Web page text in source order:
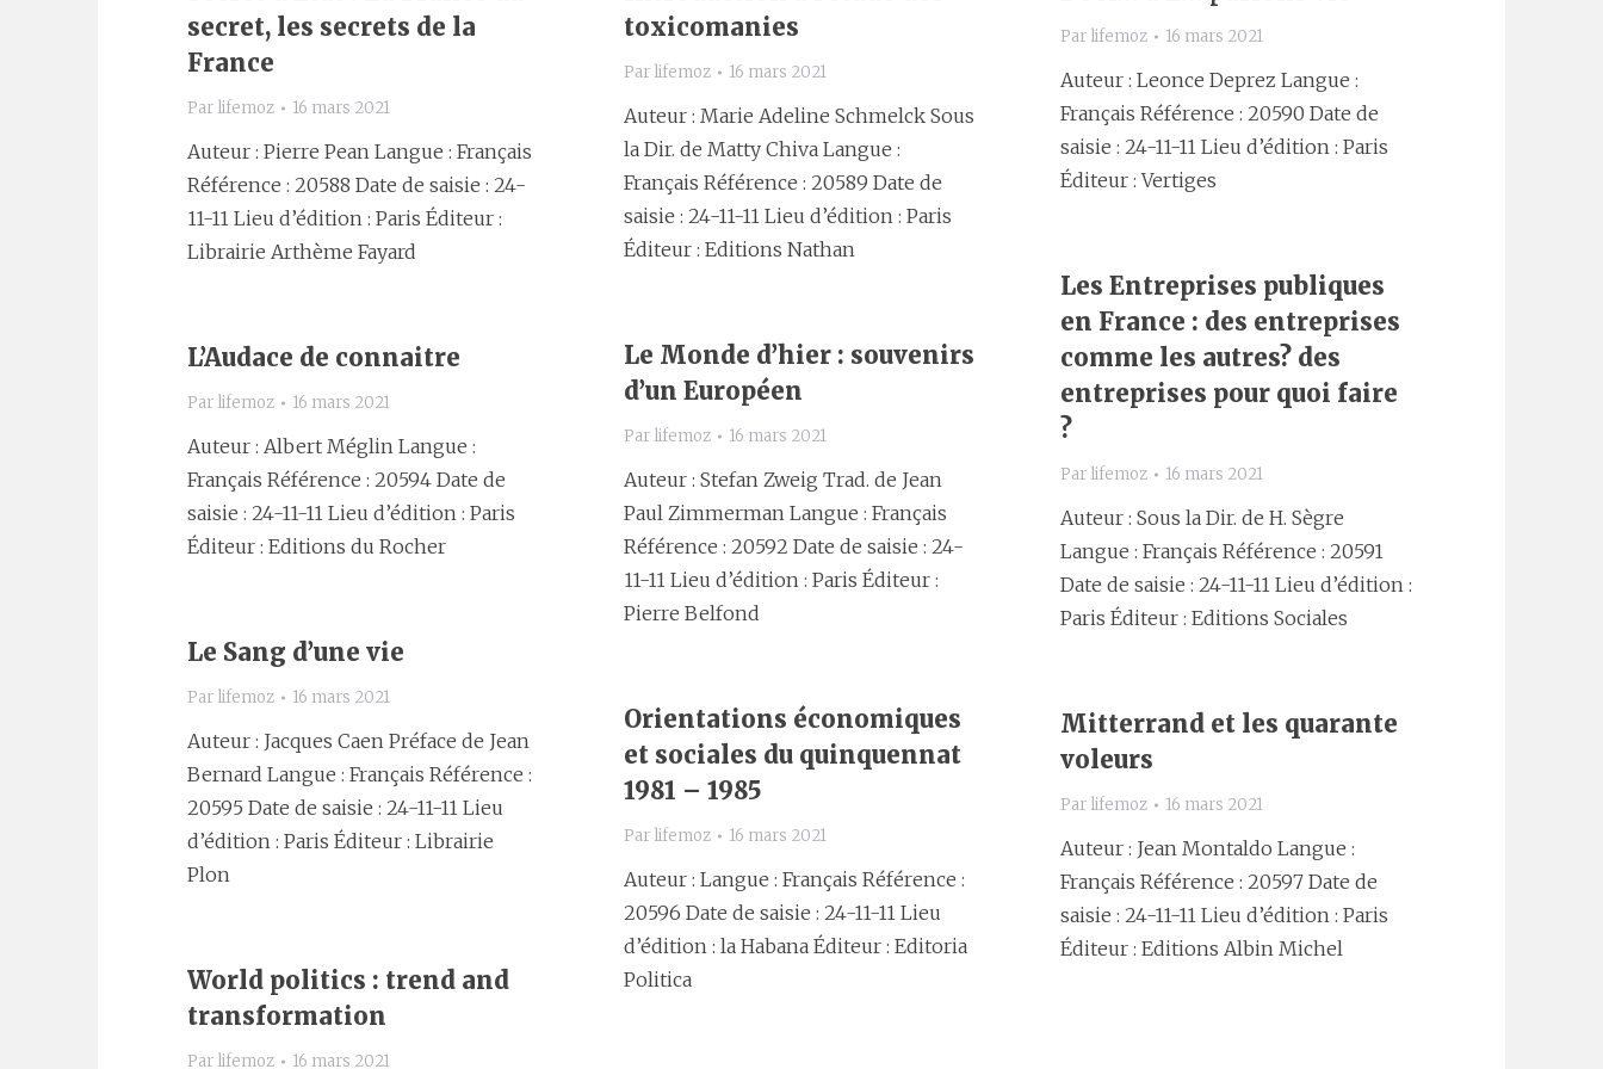
secret, les secrets de la
France
Par lifemoz 16 mars 2021
Auteur : Pierre Pean Langue : Français
Référence : 20588 Date de saisie : 24-
11-11 Lieu d’édition : Paris Éditeur :
Librairie Arthème Fayard
toxicomanies
Par lifemoz 16 mars 2021
Auteur : Marie Adeline Schmelck Sous
la Dir. de Matty Chiva Langue :
Français Référence : 20589 Date de
saisie : 24-11-11 Lieu d’édition : Paris
Éditeur : Editions Nathan
Par lifemoz 16 mars 2021
Auteur : Leonce Deprez Langue :
Français Référence : 20590 Date de
saisie : 24-11-11 Lieu d’édition : Paris
Éditeur : Vertiges
Les Entreprises publiques
en France : des entreprises
comme les autres? des
entreprises pour quoi faire
?
Par lifemoz 16 mars 2021
Auteur : Sous la Dir. de H. Sègre
Langue : Français Référence : 20591
Date de saisie : 24-11-11 Lieu d’édition :
Paris Éditeur : Editions Sociales
Le Monde d’hier : souvenirs
d’un Européen
Par lifemoz 16 mars 2021
Auteur : Stefan Zweig Trad. de Jean
Paul Zimmerman Langue : Français
Référence : 20592 Date de saisie : 24-
11-11 Lieu d’édition : Paris Éditeur :
Pierre Belfond
L’Audace de connaitre
Par lifemoz 16 mars 2021
Auteur : Albert Méglin Langue :
Français Référence : 20594 Date de
saisie : 24-11-11 Lieu d’édition : Paris
Éditeur : Editions du Rocher
Le Sang d’une vie
Par lifemoz 16 mars 2021
Auteur : Jacques Caen Préface de Jean
Bernard Langue : Français Référence :
20595 Date de saisie : 24-11-11 Lieu
d’édition : Paris Éditeur : Librairie
Plon
Orientations économiques
et sociales du quinquennat
1981 – 1985
Par lifemoz 16 mars 2021
Auteur : Langue : Français Référence :
20596 Date de saisie : 24-11-11 Lieu
d’édition : la Habana Éditeur : Editoria
Politica
Mitterrand et les quarante
voleurs
Par lifemoz 16 mars 2021
Auteur : Jean Montaldo Langue :
Français Référence : 20597 Date de
saisie : 24-11-11 Lieu d’édition : Paris
Éditeur : Editions Albin Michel
World politics : trend and
transformation
Par lifemoz 16 mars 2021